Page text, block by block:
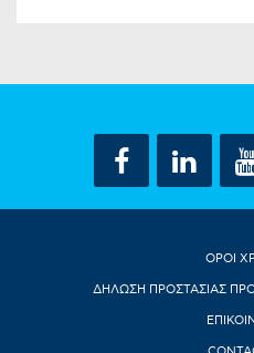
ΟΡΟΙ
ΔΗΛΩΣΗ ΠΡΟΣΤΑΣΙΑΣ